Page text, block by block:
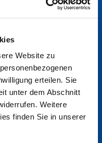
Website zu
erteilen. Sie
unter dem Abschnitt
Weitere
finden Sie in unserer